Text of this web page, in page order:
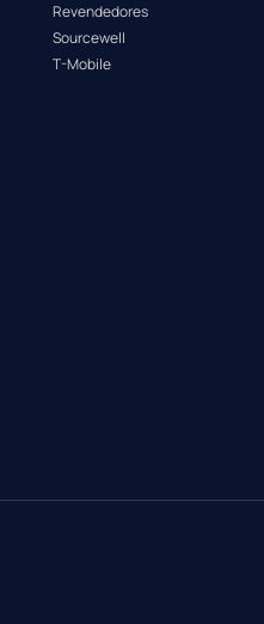
Revendedores
Sourcewell
T-Mobile